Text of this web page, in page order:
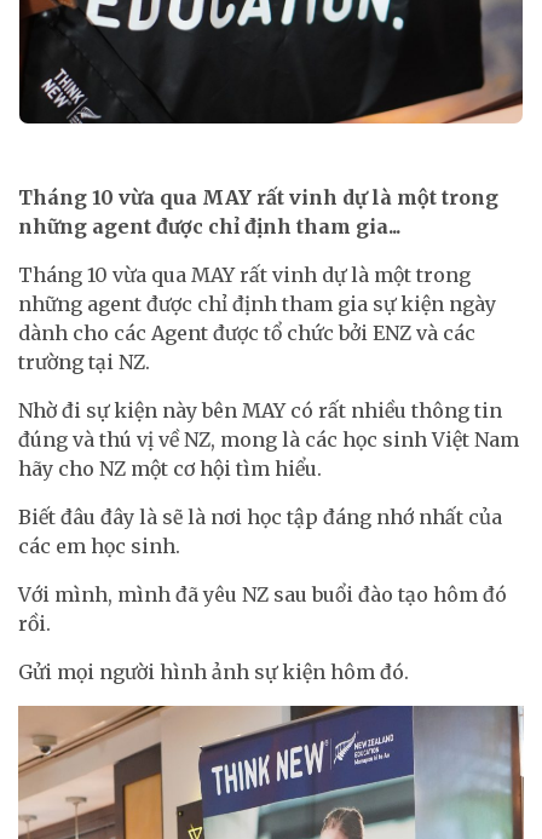
Tháng 10 vừa qua MAY rất vinh dự là một trong
những agent được chỉ định tham gia...
Tháng 10 vừa qua MAY rất vinh dự là một trong
những agent được chỉ định tham gia sự kiện ngày
dành cho các Agent được tổ chức bởi ENZ và các
trường tại NZ.
Nhờ đi sự kiện này bên MAY có rất nhiều thông tin
đúng và thú vị về NZ, mong là các học sinh Việt Nam
hãy cho NZ một cơ hội tìm hiểu.
Biết đâu đây là sẽ là nơi học tập đáng nhớ nhất của
các em học sinh.
Với mình, mình đã yêu NZ sau buổi đào tạo hôm đó
rồi.
Gửi mọi người hình ảnh sự kiện hôm đó.